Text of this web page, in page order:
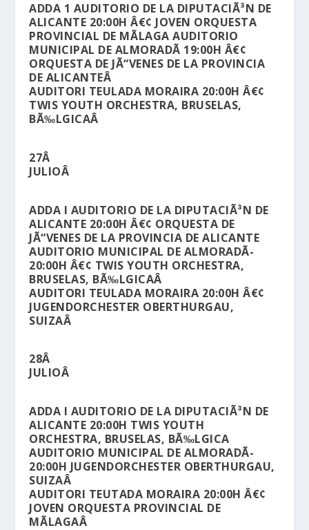
ADDA 1 AUDITORIO DE LA DIPUTACIÃ³N DE
ALICANTE 20:00H Â€¢ JOVEN ORQUESTA
PROVINCIAL DE MÃLAGA AUDITORIO
MUNICIPAL DE ALMORADÃ­ 19:00H Â€¢
ORQUESTA DE JÃ“VENES DE LA PROVINCIA
DE ALICANTEÂ
AUDITORI TEULADA MORAIRA 20:00H Â€¢
TWIS YOUTH ORCHESTRA, BRUSELAS,
BÃ‰LGICAÂ
27Â
JULIOÂ
ADDA I AUDITORIO DE LA DIPUTACIÃ³N DE
ALICANTE 20:00H Â€¢ ORQUESTA DE
JÃ“VENES DE LA PROVINCIA DE ALICANTE
AUDITORIO MUNICIPAL DE ALMORADÃ­
20:00H Â€¢ TWIS YOUTH ORCHESTRA,
BRUSELAS, BÃ‰LGICAÂ
AUDITORI TEULADA MORAIRA 20:00H Â€¢
JUGENDORCHESTER OBERTHURGAU,
SUIZAÂ
28Â
JULIOÂ
ADDA I AUDITORIO DE LA DIPUTACIÃ³N DE
ALICANTE 20:00H TWIS YOUTH
ORCHESTRA, BRUSELAS, BÃ‰LGICA
AUDITORIO MUNICIPAL DE ALMORADÃ­
20:00H JUGENDORCHESTER OBERTHURGAU,
SUIZAÂ
AUDITORI TEUTADA MORAIRA 20:00H Â€¢
JOVEN ORQUESTA PROVINCIAL DE
MÃLAGAÂ